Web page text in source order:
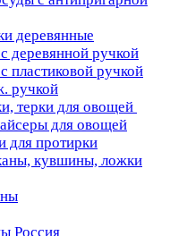
деревянные
деревянной ручкой
пластиковой ручкой
ручкой
терки для овощей
для овощей
для протирки
кувшины, ложки
Россия